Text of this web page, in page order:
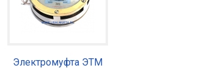
Электромуфта ЭТМ